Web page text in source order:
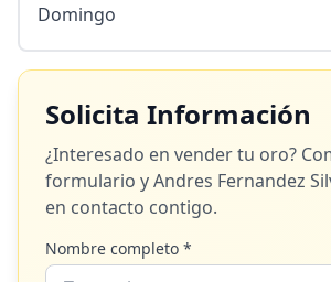
Domingo
Solicita Información
¿Interesado en vender tu oro?
formulario yAndres Fernandez
en contacto contigo.
Nombre completo *